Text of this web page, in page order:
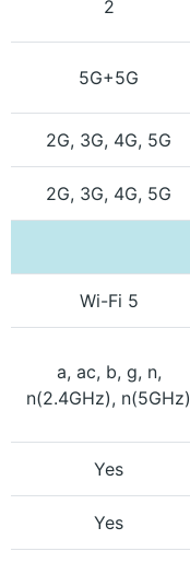
2
5G+5G
2G, 3G, 4G, 5G
2G, 3G, 4G, 5G
Wi-Fi 5
a, ac, b, g, n,
n(2.4GHz), n(5GHz)
Yes
Yes